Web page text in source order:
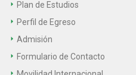
Plan de Estudios
Perfil de Egreso
Admisión
Formulario de Contacto